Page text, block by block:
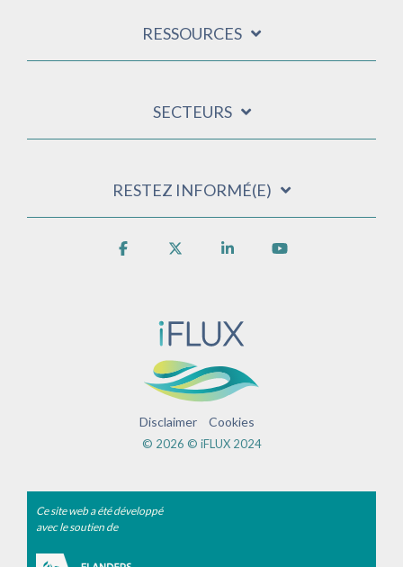
RESSOURCES
SECTEURS
RESTEZ INFORMÉ(E)
Disclaimer Cookies
© 2026 © iFLUX 2024
Facebook Linkedin
Ce site web a été développé
avec le soutien de